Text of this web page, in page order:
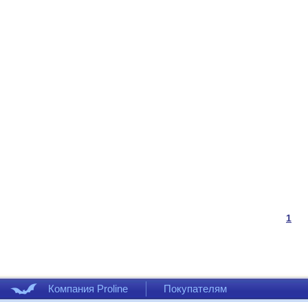
1
Компания Proline Покупателям